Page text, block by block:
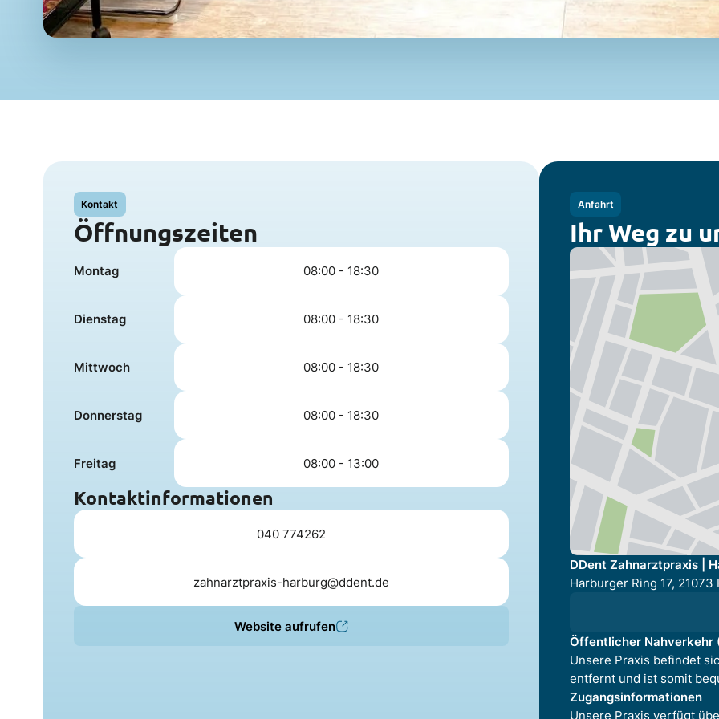
Kontakt
Öffnungszeiten
Montag 08:00 - 18:30
Dienstag 08:00 - 18:30
Mittwoch 08:00 - 18:30
Donnerstag 08:00 - 18:30
Freitag 08:00 - 13:00
Kontaktinformationen
040 774262
zahnarztpraxis-harburg@ddent.de
Website aufrufen
Anfahrt
Ihr Weg zu
DDent Zahnarztpraxis |
Harburger Ring 17, 21073
Öffentlicher Nahverkehr
Unsere Praxis befindet
entfernt und ist somit
Zugangsinformationen
Unsere Praxis verfügt